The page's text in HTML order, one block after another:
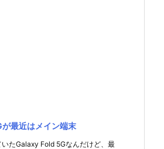
最近はメイン端末
たGalaxy Fold 5Gなんだけど、最